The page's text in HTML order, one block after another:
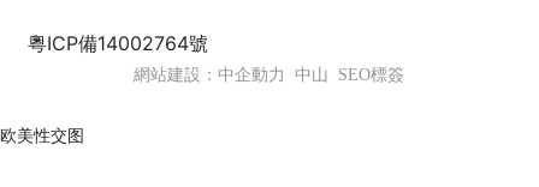
粵ICP備14002764號
網站建設：中企動力 中山 SEO標簽
欧美性交图